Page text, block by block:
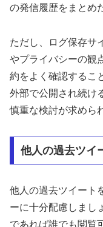
の発信履歴をまとめ
ただし、ログ保存サ
やプライバシーの観
約をよく確認するこ
外部で公開され続け
慎重な検討が求めら
他人の過去ツイ
他人の過去ツイート
ーに十分配慮しまし
であれば誰でも閲覧